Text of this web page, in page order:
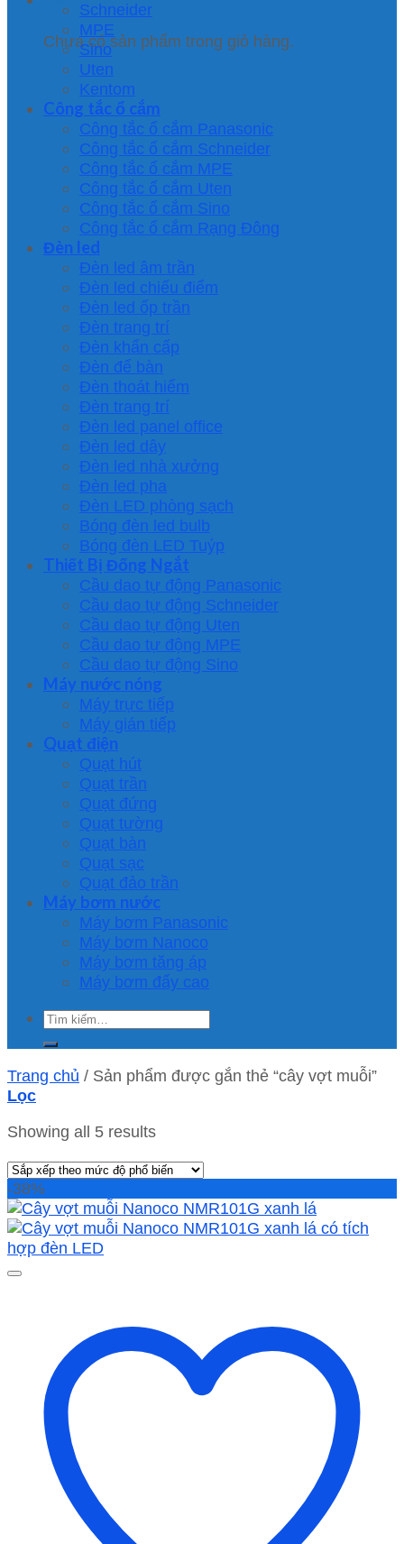
Chưa có sản phẩm trong giỏ hàng.
Schneider
MPE
Sino
Uten
Kentom
Công tắc ổ cắm
Công tắc ổ cắm Panasonic
Công tắc ổ cắm Schneider
Công tắc ổ cắm MPE
Công tắc ổ cắm Uten
Công tắc ổ cắm Sino
Công tắc ổ cắm Rạng Đông
Đèn led
Đèn led âm trần
Đèn led chiếu điểm
Đèn led ốp trần
Đèn trang trí
Đèn khẩn cấp
Đèn để bàn
Đèn thoát hiểm
Đèn trang trí
Đèn led panel office
Đèn led dây
Đèn led nhà xưởng
Đèn led pha
Đèn LED phòng sạch
Bóng đèn led bulb
Bóng đèn LED Tuýp
Thiết Bị Đống Ngắt
Cầu dao tự động Panasonic
Cầu dao tự động Schneider
Cầu dao tự động Uten
Cầu dao tự động MPE
Cầu dao tự động Sino
Máy nước nóng
Máy trực tiếp
Máy gián tiếp
Quạt điện
Quạt hút
Quạt trần
Quạt đứng
Quạt tường
Quạt bàn
Quạt sạc
Quạt đảo trần
Máy bơm nước
Máy bơm Panasonic
Máy bơm Nanoco
Máy bơm tăng áp
Máy bơm đẩy cao
Tìm
kiếm:
Trang chủ / Sản phẩm được gắn thẻ “cây vợt muỗi”
Lọc
Showing all 5 results
-38%